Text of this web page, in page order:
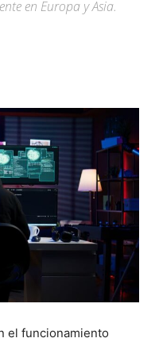
en Europa y Asia.
el funcionamiento